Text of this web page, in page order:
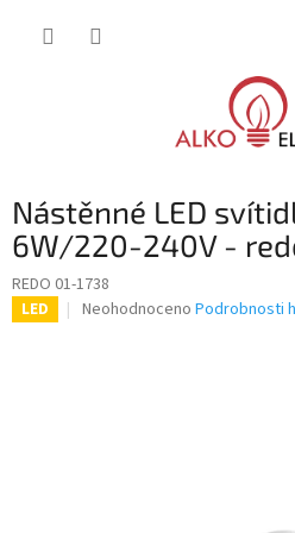
Nástěnné LED
6W/220-240V -
REDO 01-1738
LED
Průměrné
Neohodnoceno Podrobnosti